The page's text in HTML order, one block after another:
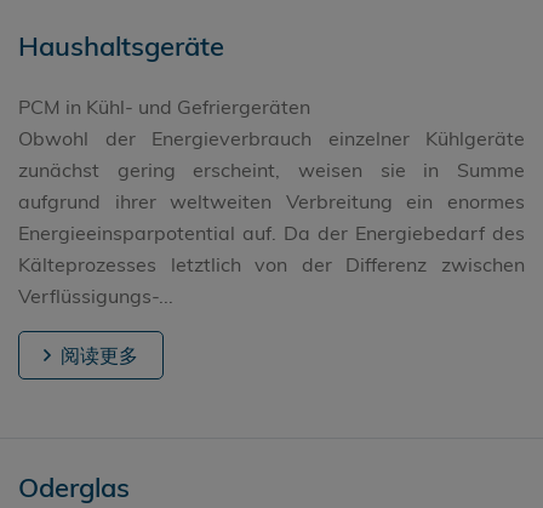
Haushaltsgeräte
PCM in Kühl- und Gefriergeräten
Obwohl der Energieverbrauch einzelner Kühlgeräte
zunächst gering erscheint, weisen sie in Summe
aufgrund ihrer weltweiten Verbreitung ein enormes
Energieeinsparpotential auf. Da der Energiebedarf des
Kälteprozesses letztlich von der Differenz zwischen
Verflüssigungs-...
阅读更多
Oderglas